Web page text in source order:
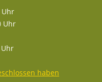
Uhr
Uhr
Uhr
haben